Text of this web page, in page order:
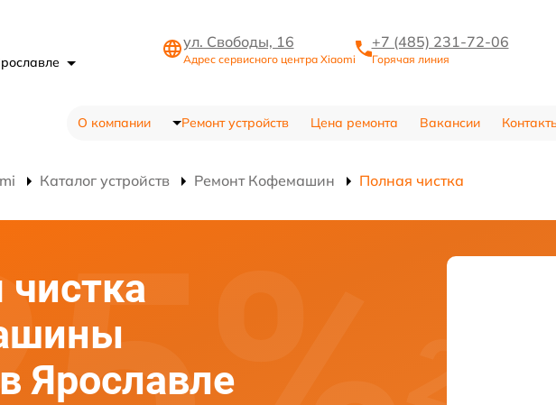
ул. Свободы, 16
Адрес сервисного центра Xiaomi
+7 (485) 231-72-06
Горячая линия
О компании Ремонт устройств Цена ремонта Вакансии
Каталог устройств Ремонт Кофемашин Полная чистка
Ярославле